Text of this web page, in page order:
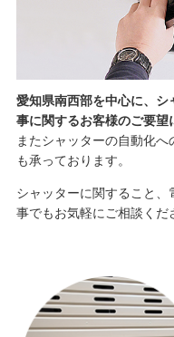
愛知県南西部を中心に、
事に関するお客様のご要望
またシャッターの自動化
も承っております。
シャッターに関すること
事でもお気軽にご相談くだ